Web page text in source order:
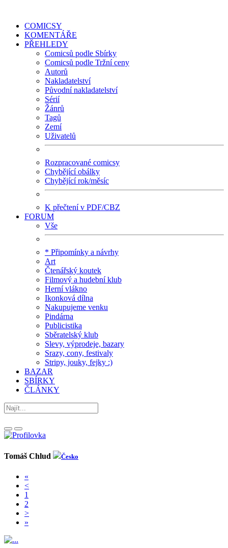
COMICSY
KOMENTÁŘE
PŘEHLEDY
Comicsů podle Sbírky
Comicsů podle Tržní ceny
Autorů
Nakladatelství
Původní nakladatelství
Sérií
Žánrů
Tagů
Zemí
Uživatelů
Rozpracované comicsy
Chybějící obálky
Chybějící rok/měsíc
K přečtení v PDF/CBZ
FORUM
Vše
* Připomínky a návrhy
Art
Čtenářský koutek
Filmový a hudební klub
Herní vlákno
Ikonková dílna
Nakupujeme venku
Pindárna
Publicistika
Sběratelský klub
Slevy, výprodeje, bazary
Srazy, cony, festivaly
Stripy, jouky, fejky :)
BAZAR
SBÍRKY
ČLÁNKY
Tomáš Chlud Česko
«
<
1
2
>
»